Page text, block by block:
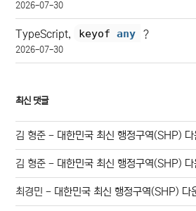
2026-07-30
TypeScript, keyof any ?
2026-07-30
최신 댓글
김 형준 - 대한민국 최신 행정구역(SHP) 다
김 형준 - 대한민국 최신 행정구역(SHP) 다
최경민 - 대한민국 최신 행정구역(SHP) 다